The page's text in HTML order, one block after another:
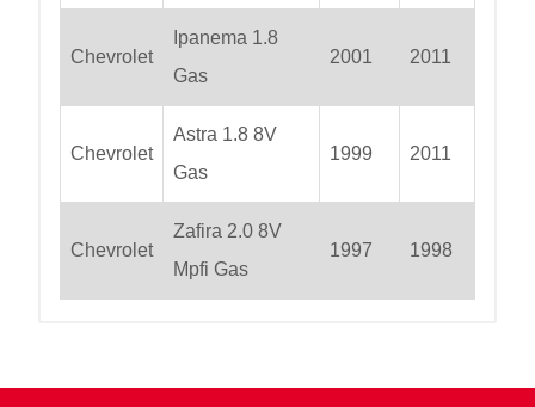
Chevrolet
Ipanema 1.8
Gas
2001 2011
Chevrolet
Astra 1.8 8V
Gas
1999 2011
Chevrolet
Zafira 2.0 8V
Mpfi Gas
1997 1998